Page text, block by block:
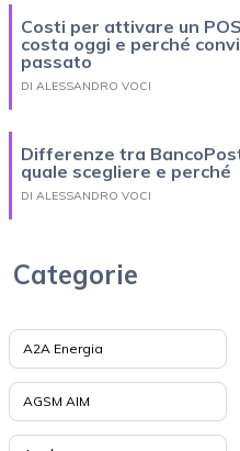
Costi per attivare un
costa oggi e perché
passato
DI ALESSANDRO VOCI
Differenze tra
quale scegliere e perché
DI ALESSANDRO VOCI
Categorie
A2A Energia
AGSM AIM